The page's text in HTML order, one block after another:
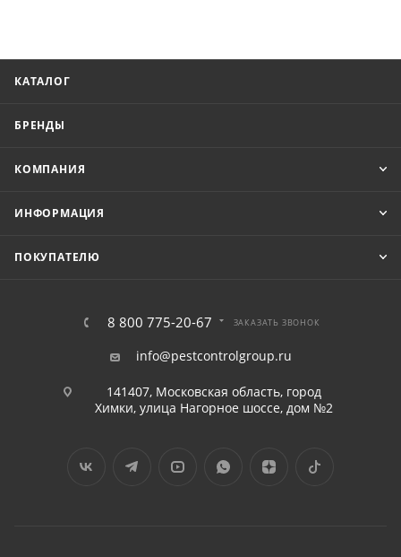
КАТАЛОГ
БРЕНДЫ
КОМПАНИЯ
ИНФОРМАЦИЯ
ПОКУПАТЕЛЮ
8 800 775-20-67 ЗАКАЗАТЬ ЗВОНОК
info@pestcontrolgroup.ru
141407, Московская область, город
Химки, улица Нагорное шоссе, дом №2